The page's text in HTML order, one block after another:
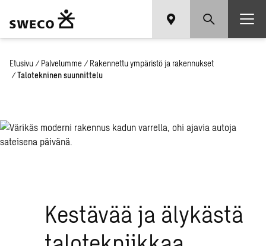
Etusivu / Palvelumme / Rakennettu ympäristö ja rakennukset
/ Talotekninen suunnittelu
Kestävää ja älykästä